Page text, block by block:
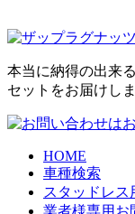
本当に納得の出来
セットをお届けしま
HOME
車種検索
スタッドレス
業者様専用お